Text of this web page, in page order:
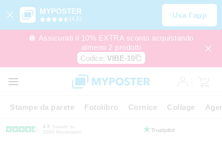
MYPOSTER
(4,6) Usa l’app
🪩 Assicurati il 10% EXTRA sconto acquistando
almeno 2 prodotti
Codice: VIBE-10
Stampe da parete Fotolibro Cornice Collage
4.5
basato su
3090 Recensioni